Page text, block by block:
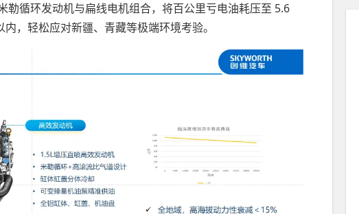
勒循环发动机与扁线电机组合，将百公里亏电油耗压至 5.6
，轻松应对新疆、青藏等极端环境考验。